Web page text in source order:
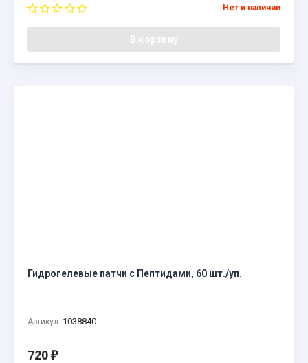
Нет в наличии
В корзину
Гидрогелевые патчи с Пептидами, 60 шт./уп.
Артикул: 1038840
720 ₽